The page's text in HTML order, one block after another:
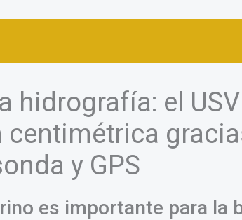
hidrografía: el
y GPS
es importante para la